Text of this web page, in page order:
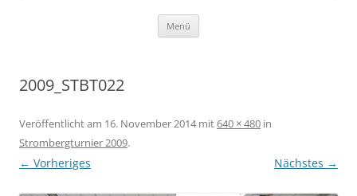
Menü
2009_STBT022
Veröffentlicht am 16. November 2014mit640 × 480 in
Strombergturnier 2009.
← Vorheriges Nächstes →